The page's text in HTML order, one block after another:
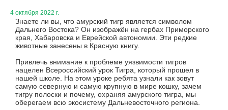
4 октября 2022 г.
Знаете ли вы, что амурский тигр является символом
Дальнего Востока? Он изображён на гербах Приморского
края, Хабаровска и Еврейской автономии. Эти редкие
животные занесены в Красную книгу.
Привлечь внимание к проблеме уязвимости тигров
нацелен Всероссийский урок Тигра, который прошел в
нашей школе. На этом уроке ребята узнали как зовут
самую северную и самую крупную в мире кошку, зачем
тигру полоски и почему, охраняя амурского тигра, мы
оберегаем всю экосистему Дальневосточного региона.